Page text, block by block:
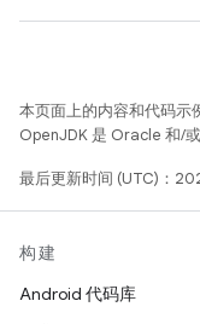
本页面上的内容和代码示
OpenJDK 是 Oracle 和/
最后更新时间 (UTC)：
构建
Android 代码库